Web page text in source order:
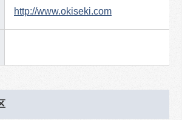
http://www.okiseki.com